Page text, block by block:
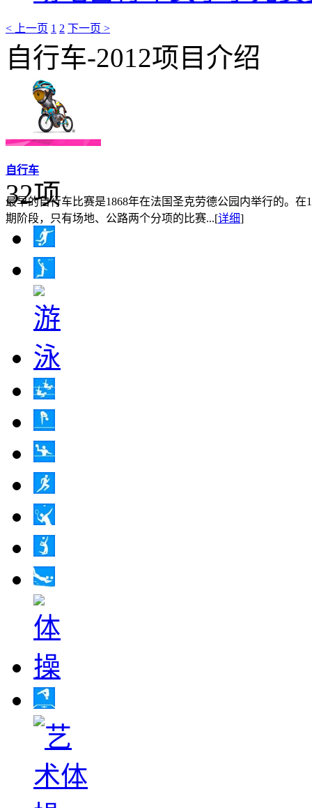
< 上一页 1 2 下一页 >
自行车-2012项目介绍
自行车
最早的自行车比赛是1868年在法国圣克劳德公园内举行的。
期阶段，只有场地、公路两个分项的比赛...[详细]
32项